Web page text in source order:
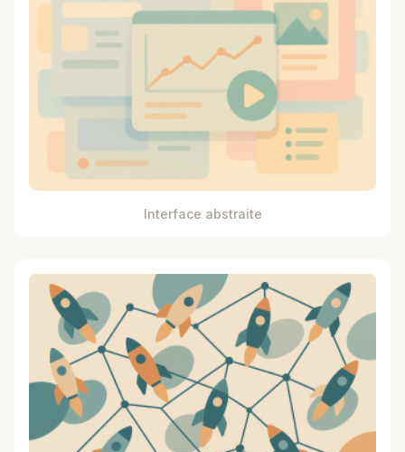
Interface abstraite